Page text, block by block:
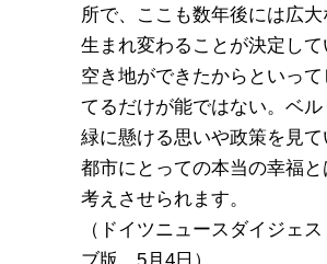
所で、ここも数年後には広大
生まれ変わることが決定して
空き地ができたからといって
てるだけが能ではない。ベ
緑に懸ける思いや政策を見て
都市にとっての本当の幸福と
考えさせられます。
（ドイツニュースダイジェ